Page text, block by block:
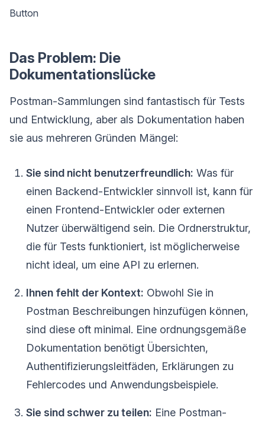
Button
Das Problem: Die
Dokumentationslücke
Postman-Sammlungen sind fantastisch für Tests
und Entwicklung, aber als Dokumentation haben
sie aus mehreren Gründen Mängel:
Sie sind nicht benutzerfreundlich: Was für
einen Backend-Entwickler sinnvoll ist, kann für
einen Frontend-Entwickler oder externen
Nutzer überwältigend sein. Die Ordnerstruktur,
die für Tests funktioniert, ist möglicherweise
nicht ideal, um eine API zu erlernen.
Ihnen fehlt der Kontext: Obwohl Sie in
Postman Beschreibungen hinzufügen können,
sind diese oft minimal. Eine ordnungsgemäße
Dokumentation benötigt Übersichten,
Authentifizierungsleitfäden, Erklärungen zu
Fehlercodes und Anwendungsbeispiele.
Sie sind schwer zu teilen: Eine Postman-